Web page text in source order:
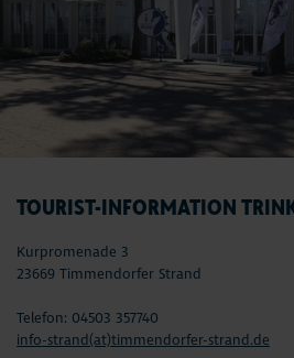
TOURIST-INFORMATION
Kurpromenade 3
23669 Timmendorfer Strand
Telefon: 04503 357740
info-strand(at)timmendorfer-strand.de